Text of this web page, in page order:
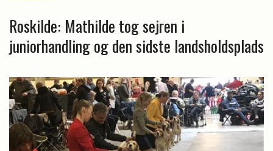
Roskilde: Mathilde tog sejren i
juniorhandling og den sidste landsholdsplads